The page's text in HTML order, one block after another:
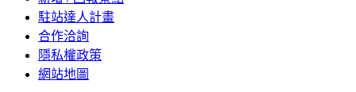
駐站達人計畫
合作洽詢
隱私權政策
網站地圖